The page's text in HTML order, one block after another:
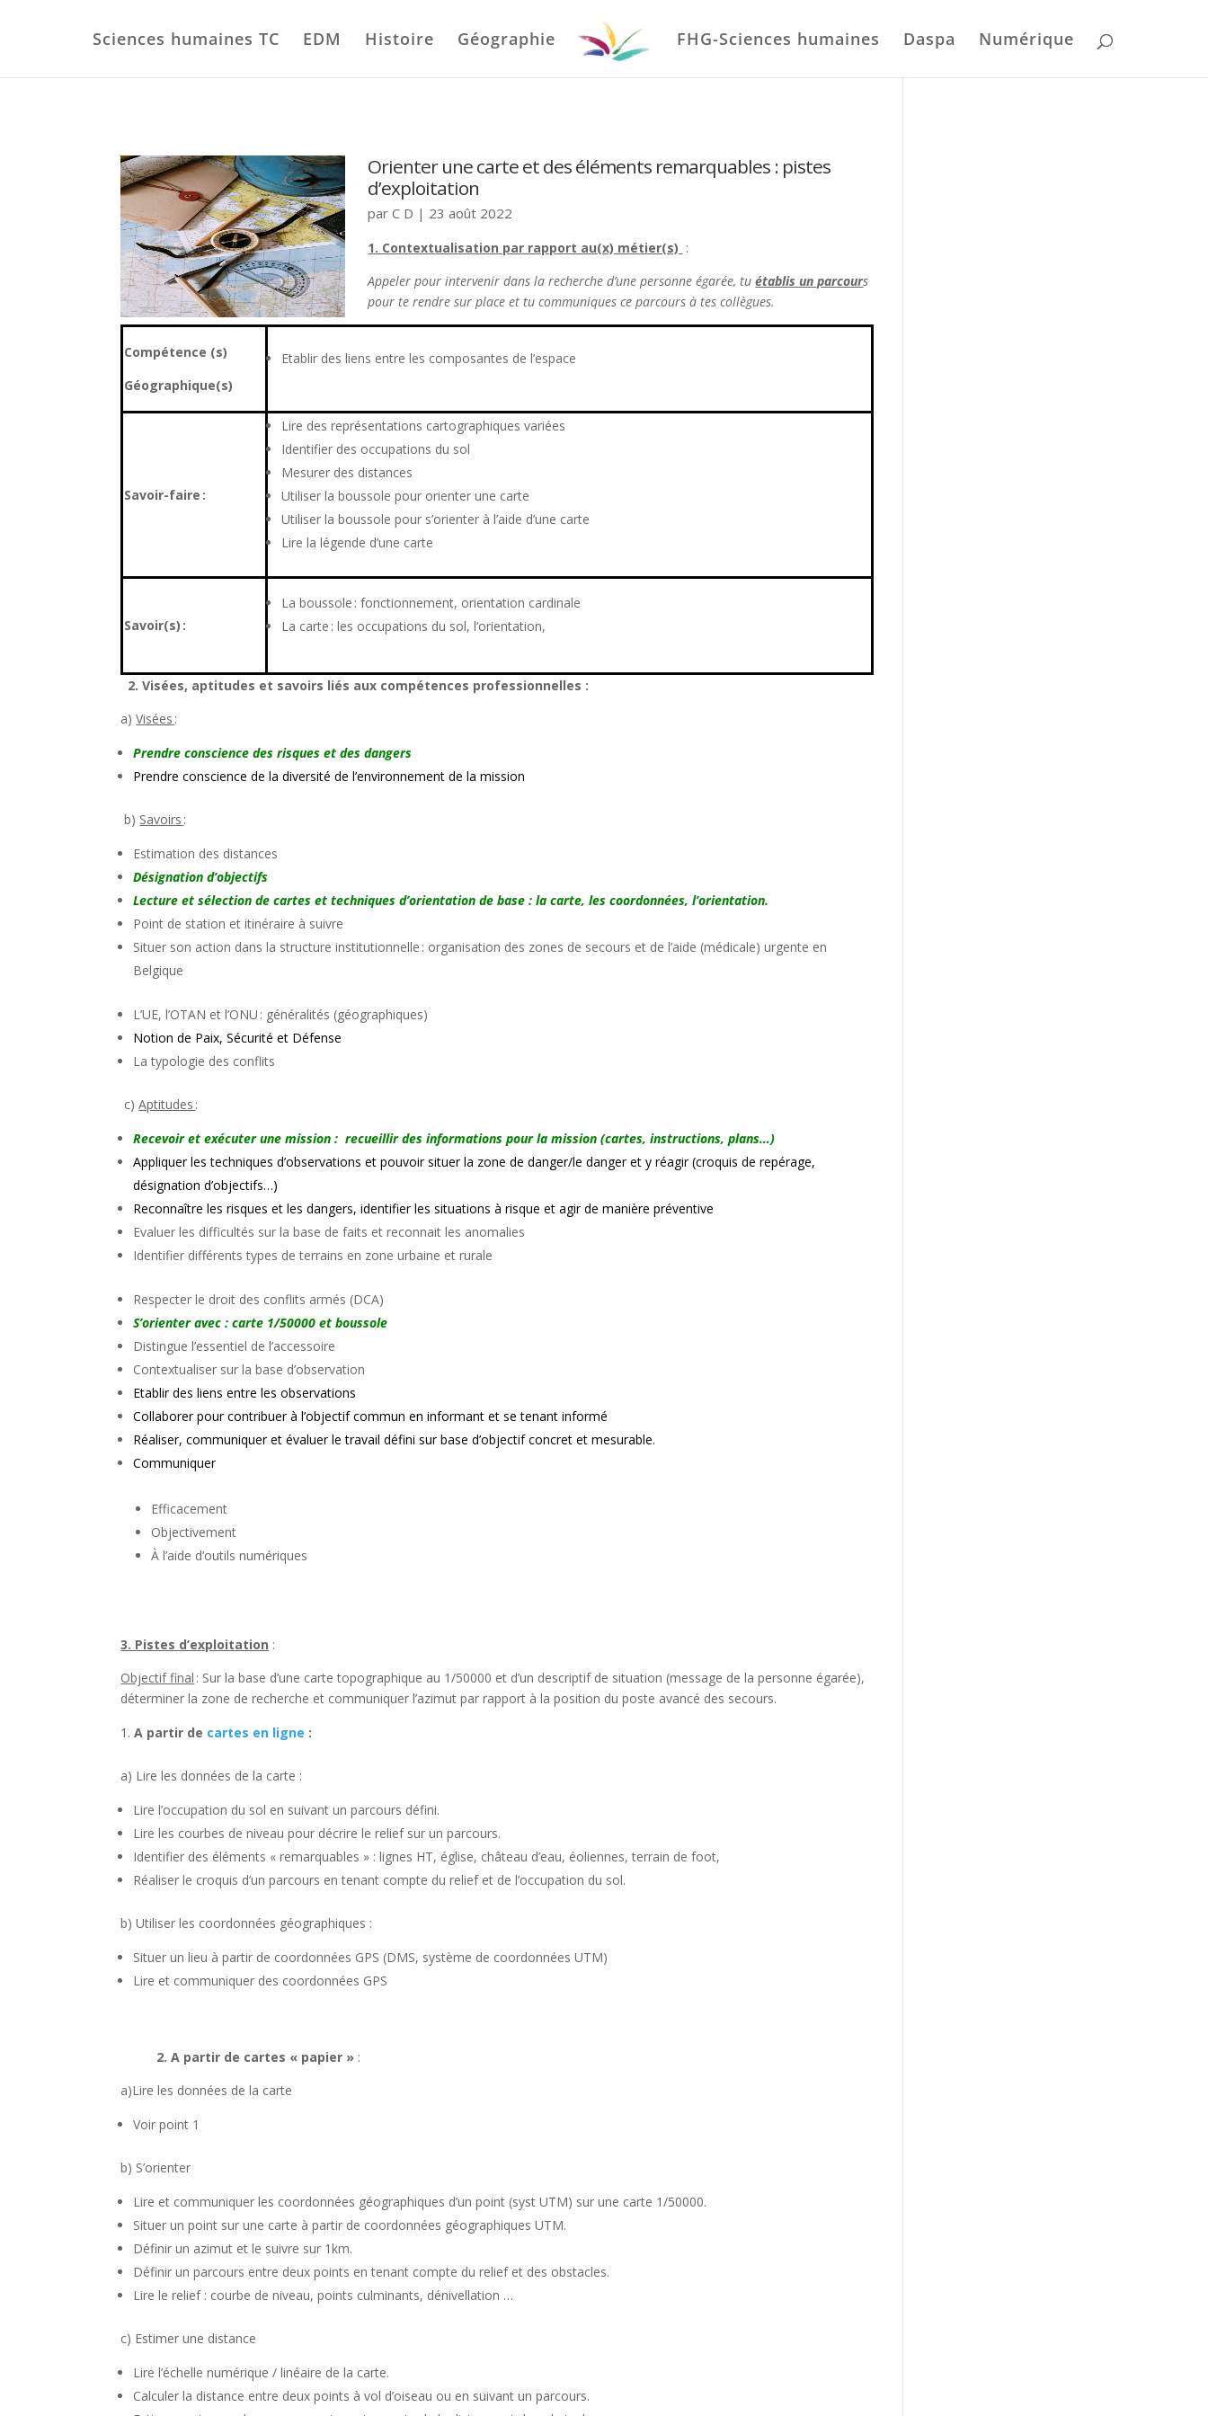
Sciences humaines TC EDM Histoire Géographie FHG-Sciences humaines Daspa Numérique
Orienter une carte et des éléments remarquables : pistes
d’exploitation
parC D | 23 août 2022
1. Contextualisation par rapport au(x) métier(s) :
Appeler pour intervenirdans la recherche d’une personne égarée, tuétablis un parcours
pour te rendresur place et tu communiques ce parcours à tes collègues.
Compétence (s)
Géographique(s)
Etablir des liens entre les composantes de l’espace
Savoir-faire :
Lire des représentations cartographiques variées
Identifier des occupations du sol
Mesurer des distances
Utiliser la boussole pour orienter une carte
Utiliser la boussole pour s’orienter à l’aide d’une carte
Lire la légende d’une carte
Savoir(s) :
La boussole : fonctionnement, orientation cardinale
La carte : les occupations du sol, l’orientation,
2. Visées, aptitudes et savoirs liés aux compétences professionnelles :
a)Visées :
Prendre conscience des risques et des dangers
Prendre conscience de la diversité de l’environnement de la mission
b) Savoirs :
Estimation des distances
Désignation d’objectifs
Lecture et sélection de cartes et techniques d’orientation de base : la carte, les coordonnées, l’orientation.
Point de station et itinéraire à suivre
Situer son action dans la structure institutionnelle : organisation des zones de secours et de l’aide (médicale) urgente en
Belgique
L’UE, l’OTAN et l’ONU : généralités (géographiques)
Notion de Paix, Sécurité et Défense
La typologie des conflits
c)Aptitudes :
Recevoir et exécuter une mission : recueillir des informations pour la mission (cartes, instructions, plans…)
Appliquer les techniques d’observations et pouvoir situer la zone de danger/le danger et y réagir (croquis de repérage,
désignation d’objectifs…)
Reconnaître les risques et les dangers, identifier les situations à risque et agir de manière préventive
Evaluer les difficultés sur la base de faits et reconnait les anomalies
Identifier différents types de terrains en zone urbaine et rurale
Respecter le droit des conflits armés (DCA)
S’orienter avec : carte 1/50000 et boussole
Distingue l’essentiel de l’accessoire
Contextualiser sur la base d’observation
Etablir des liens entre les observations
Collaborer pour contribuer à l’objectif commun en informant et se tenant informé
Réaliser, communiquer et évaluer le travail défini sur base d’objectif concret et mesurable.
Communiquer
Efficacement
Objectivement
À l’aide d’outils numériques
3. Pistes d’exploitation :
Objectif final : Sur la base d’une carte topographique au 1/50000 et d’un descriptif de situation (message de la personne égarée),
déterminer la zone de recherche et communiquer l’azimut par rapport à la position du poste avancé des secours.
A partir de cartes en ligne :
a) Lire les données de la carte :
Lire l’occupation du sol en suivant un parcours défini.
Lire les courbes de niveau pour décrire le relief sur un parcours.
Identifier des éléments « remarquables » : lignes HT, église, château d’eau, éoliennes, terrain de foot,
Réaliser le croquis d’un parcours en tenant compte du relief et de l’occupation du sol.
b)Utiliser les coordonnées géographiques :
Situer un lieu à partir de coordonnées GPS (DMS, système de coordonnées UTM)
Lire et communiquer des coordonnées GPS
2. A partir de cartes « papier » :
a)Lire les données de la carte
Voir point 1
b) S’orienter
Lire et communiquer les coordonnées géographiques d’un point (syst UTM) sur une carte 1/50000.
Situer un point sur une carte à partir de coordonnées géographiques UTM.
Définir un azimut et le suivre sur 1km.
Définir un parcours entre deux points en tenant compte du relief et des obstacles.
Lire le relief : courbe de niveau, points culminants, dénivellation …
c) Estimer une distance
Lire l’échelle numérique / linéaire de la carte.
Calculer la distance entre deux points à vol d’oiseau ou en suivant un parcours.